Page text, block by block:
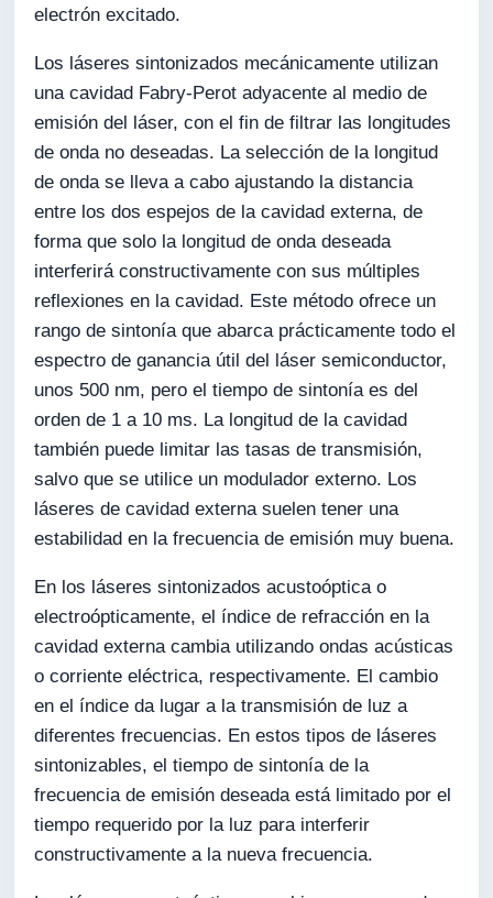
electrón excitado.
Los láseres sintonizados mecánicamente utilizan
una cavidad Fabry-Perot adyacente al medio de
emisión del láser, con el fin de filtrar las longitudes
de onda no deseadas. La selección de la longitud
de onda se lleva a cabo ajustando la distancia
entre los dos espejos de la cavidad externa, de
forma que solo la longitud de onda deseada
interferirá constructivamente con sus múltiples
reflexiones en la cavidad. Este método ofrece un
rango de sintonía que abarca prácticamente todo el
espectro de ganancia útil del láser semiconductor,
unos 500 nm, pero el tiempo de sintonía es del
orden de 1 a 10 ms. La longitud de la cavidad
también puede limitar las tasas de transmisión,
salvo que se utilice un modulador externo. Los
láseres de cavidad externa suelen tener una
estabilidad en la frecuencia de emisión muy buena.
En los láseres sintonizados acustoóptica o
electroópticamente, el índice de refracción en la
cavidad externa cambia utilizando ondas acústicas
o corriente eléctrica, respectivamente. El cambio
en el índice da lugar a la transmisión de luz a
diferentes frecuencias. En estos tipos de láseres
sintonizables, el tiempo de sintonía de la
frecuencia de emisión deseada está limitado por el
tiempo requerido por la luz para interferir
constructivamente a la nueva frecuencia.